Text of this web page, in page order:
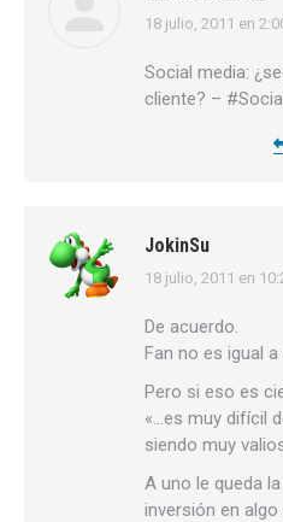
dice:
18 julio, 2011 en
Social media:
cliente? –
JokinSu
dice:
18 julio, 2011 en
De acuerdo.
Fan no es igual
Pero si eso es
«…es muy difícil
siendo muy
A uno le queda
inversión en